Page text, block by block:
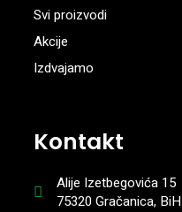
Svi proizvodi
Akcije
Izdvajamo
Kontakt
Alije Izetbegovića 15
75320 Gračanica, BiH